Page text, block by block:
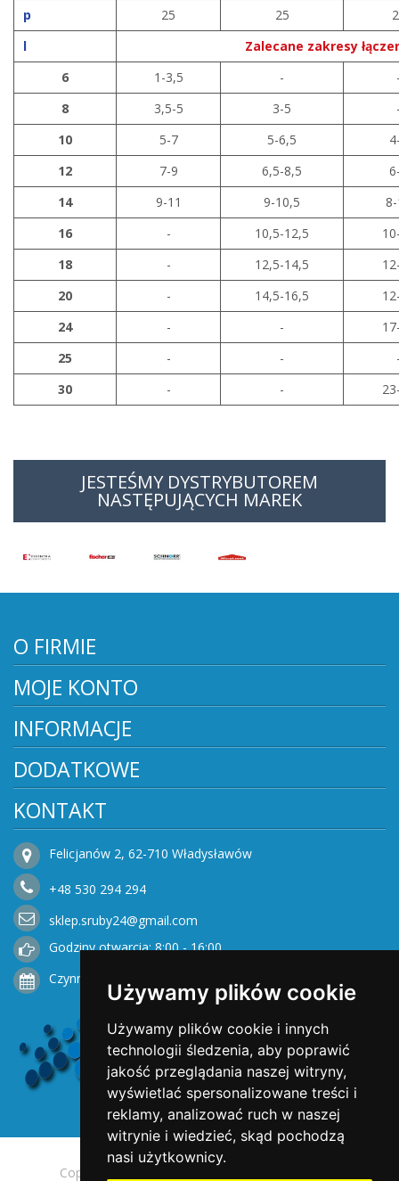
Używamy plików cookie
Używamy plików cookie i innych
technologii śledzenia, aby poprawić
jakość przeglądania naszej witryny,
wyświetlać spersonalizowane treści i
reklamy, analizować ruch w naszej
witrynie i wiedzieć, skąd pochodzą
nasi użytkownicy.
p
25 25
l
Zalecane zakresy
6
1-3,5 -
8
3,5-5 3-5
10
5-7 5-6,5
12
7-9 6,5-8,5
14
9-11 9-10,5
16
- 10,5-12,5
18
- 12,5-14,5
20
- 14,5-16,5
24
- -
25
- -
30
- -
JESTEŚMY DYSTRYBUTOREM
NASTĘPUJĄCYCH MAREK
O FIRMIE
MOJE KONTO
INFORMACJE
DODATKOWE
KONTAKT
Felicjanów 2, 62-710 Władysławów
+48 530 294 294
sklep.sruby24@gmail.com
Godziny otwarcia: 8:00 - 16:00
Czynne od Poniedziałku do Piątku
Copyright © 2025 Opengreen. All rights reserved.